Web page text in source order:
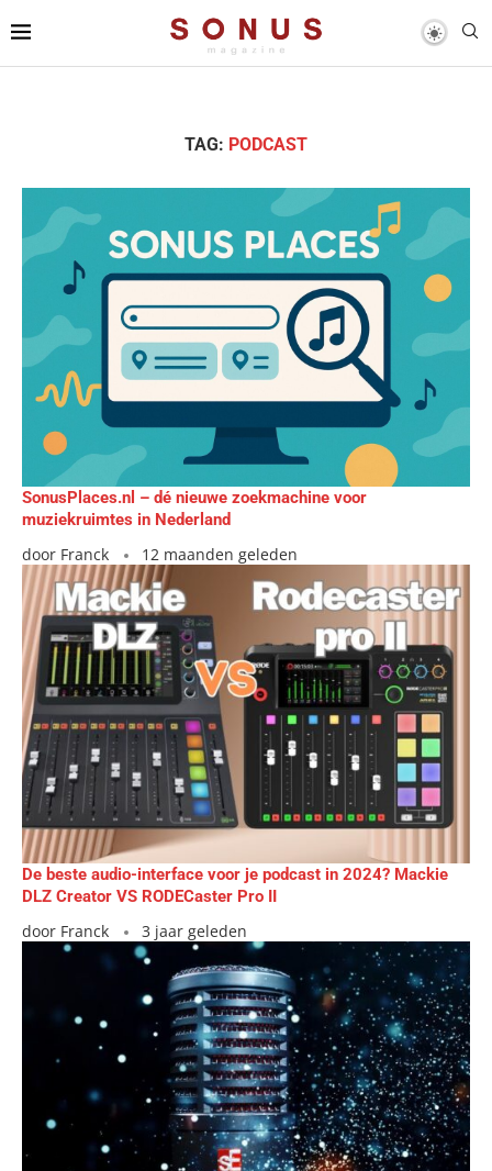
TAG: PODCAST
SonusPlaces.nl – dé nieuwe zoekmachine voor
muziekruimtes in Nederland
door Franck 12 maanden geleden
De beste audio-interface voor je podcast in 2024? Mackie
DLZ Creator VS RODECaster Pro II
door Franck 3 jaar geleden